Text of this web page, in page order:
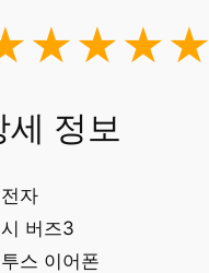
정보
자
버즈3
스 이어폰